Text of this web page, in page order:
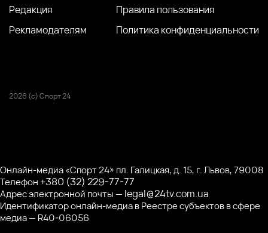
Редакция
Рекламодателям
Правила пользования
Политика конфиденциальности
2026 (с) Спорт 24
Онлайн-медиа «Спорт 24» пл. Галицкая, д. 15, г. Львов, 79008
Телефон +380 (32) 229-77-77
Адрес электронной почты — legal@24tv.com.ua
Идентификатор онлайн-медиа в Реестре субъектов в сфере
медиа — R40-06056